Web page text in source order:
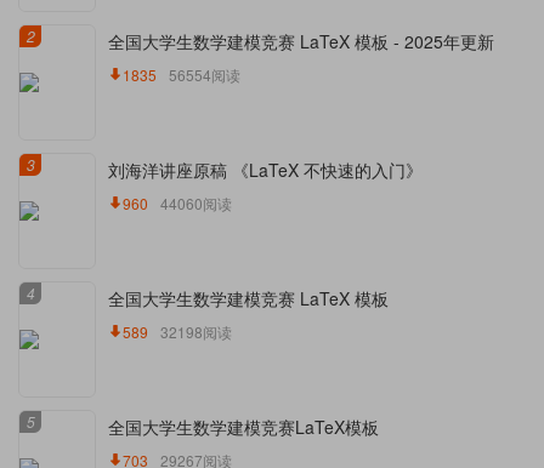
2 全国大学生数学建模竞赛 LaTeX 模板 - 2025年更新
1835 56554阅读
3 刘海洋讲座原稿 《LaTeX 不快速的入门》
960 44060阅读
4 全国大学生数学建模竞赛 LaTeX 模板
589 32198阅读
5 全国大学生数学建模竞赛LaTeX模板
703 29267阅读